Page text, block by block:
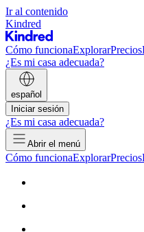
Ir al contenido
Kindred
Cómo funcionaExplorarPrecios
¿Es mi casa adecuada?
español
Iniciar sesión
¿Es mi casa adecuada?
Abrir el menú
Cómo funcionaExplorarPrecios